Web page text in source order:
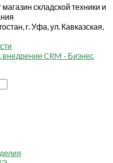
складской техники и
г. Уфа, ул. Кавказская,
внедрение CRM - Бизнес